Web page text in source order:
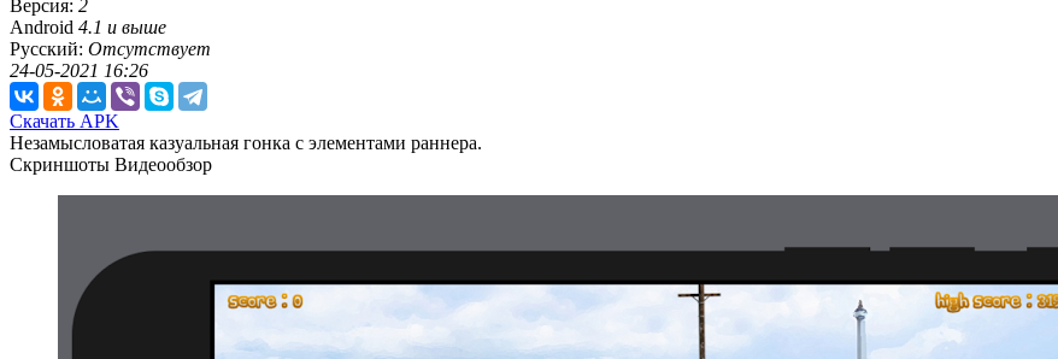
Версия: 2
Android 4.1 и выше
Русский: Отсутствует
24-05-2021 16:26
Скачать APK
Незамысловатая казуальная гонка с элементами раннера.
Скриншоты Видеообзор